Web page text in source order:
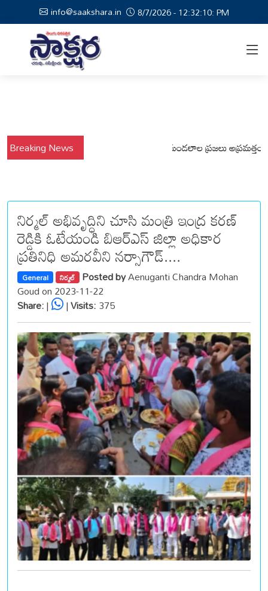
info@saakshara.in 8/7/2026 - 12:32:11: PM
Breaking News
వర్షాల నేపథ్యంలో కోటపల్లి, వేమనపల్లి మండలాల ప్రజలు అప్రమత్తంగా
నిర్మల్ అభివృద్ధిని చూసి మంత్రి ఇంద్ర కరణ్
రెడ్డికి ఓటేయండి బిఆర్ఎస్ జిల్లా అధికార
ప్రతినిధి అమరవీని నర్సాగౌడ్....
General నిర్మల్ Posted byAenuganti Chandra Mohan
Goud on 2023-11-22
Share:| |Visits:375